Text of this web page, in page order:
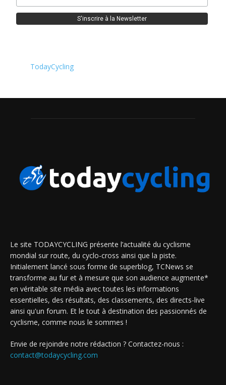
TodayCycling
Le site TODAYCYCLING présente l’actualité du cyclisme
mondial sur route, du cyclo-cross ainsi que la piste.
Initialement lancé sous forme de superblog, TCNews se
transforme au fur et à mesure que son audience augmente*
en véritable site média avec toutes les informations
essentielles, des résultats, des classements, des directs-live
ainsi qu'un forum. Et le tout à destination des passionnés de
cyclisme, comme nous le sommes !
Envie de rejoindre notre rédaction ? Contactez-nous :
contact@todaycycling.com